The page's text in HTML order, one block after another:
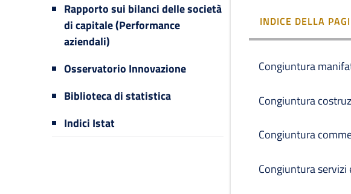
Rapporto sui bilanci delle società
di capitale (Performance
aziendali)
Osservatorio Innovazione
Biblioteca di statistica
Indici Istat
INDICE DELLA
Congiuntura
Congiuntura
Congiuntura
Congiuntura